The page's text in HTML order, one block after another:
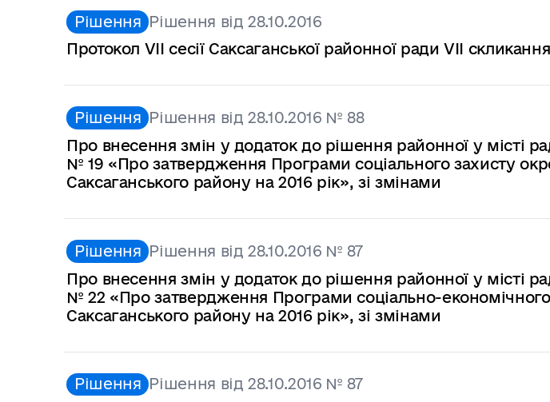
Рішення Рішення від 28.10.2016
Протокол VII сесії Саксаганської районної ради VII скликання
Рішення Рішення від 28.10.2016 № 88
Про внесення змін у додаток до рішення районної у місті
№ 19 «Про затвердження Програми соціального захисту
Саксаганського району на 2016 рік», зі змінами
Рішення Рішення від 28.10.2016 № 87
Про внесення змін у додаток до рішення районної у місті
№ 22 «Про затвердження Програми соціально-економічного
Саксаганського району на 2016 рік», зі змінами
Рішення Рішення від 28.10.2016 № 87